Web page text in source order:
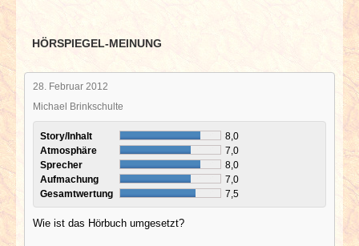
HÖRSPIEGEL-MEINUNG
28. Februar 2012
Michael Brinkschulte
Story/Inhalt
8,0
Atmosphäre
7,0
Sprecher
8,0
Aufmachung
7,0
Gesamtwertung
7,5
Wie ist das Hörbuch umgesetzt?